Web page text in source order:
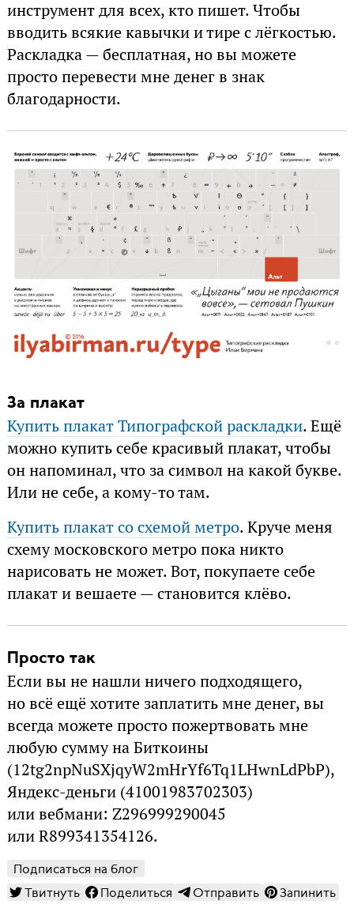
инструмент для всех, кто пишет. Чтобы
вводить всякие кавычки и тире с лёгкостью.
Раскладка — бесплатная, но вы можете
просто перевести мне денег в знак
благодарности.
За плакат
Купить плакат Типографской раскладки. Ещё
можно купить себе красивый плакат, чтобы
он напоминал, что за символ на какой букве.
Или не себе, а кому-то там.
Купить плакат со схемой метро. Круче меня
схему московского метро пока никто
нарисовать не может. Вот, покупаете себе
плакат и вешаете — становится клёво.
Просто так
Если вы не нашли ничего подходящего,
но всё ещё хотите заплатить мне денег, вы
всегда можете просто пожертвовать мне
любую сумму на Биткоины
(12tg2npNuSXjqyW2mHrYf6Tq1LHwnLdPbP),
Яндекс-деньги (41001983702303)
или вебмани: Z296999290045
или R899341354126.
Подписаться на блог
Твитнуть
Поделиться Отправить Запинить